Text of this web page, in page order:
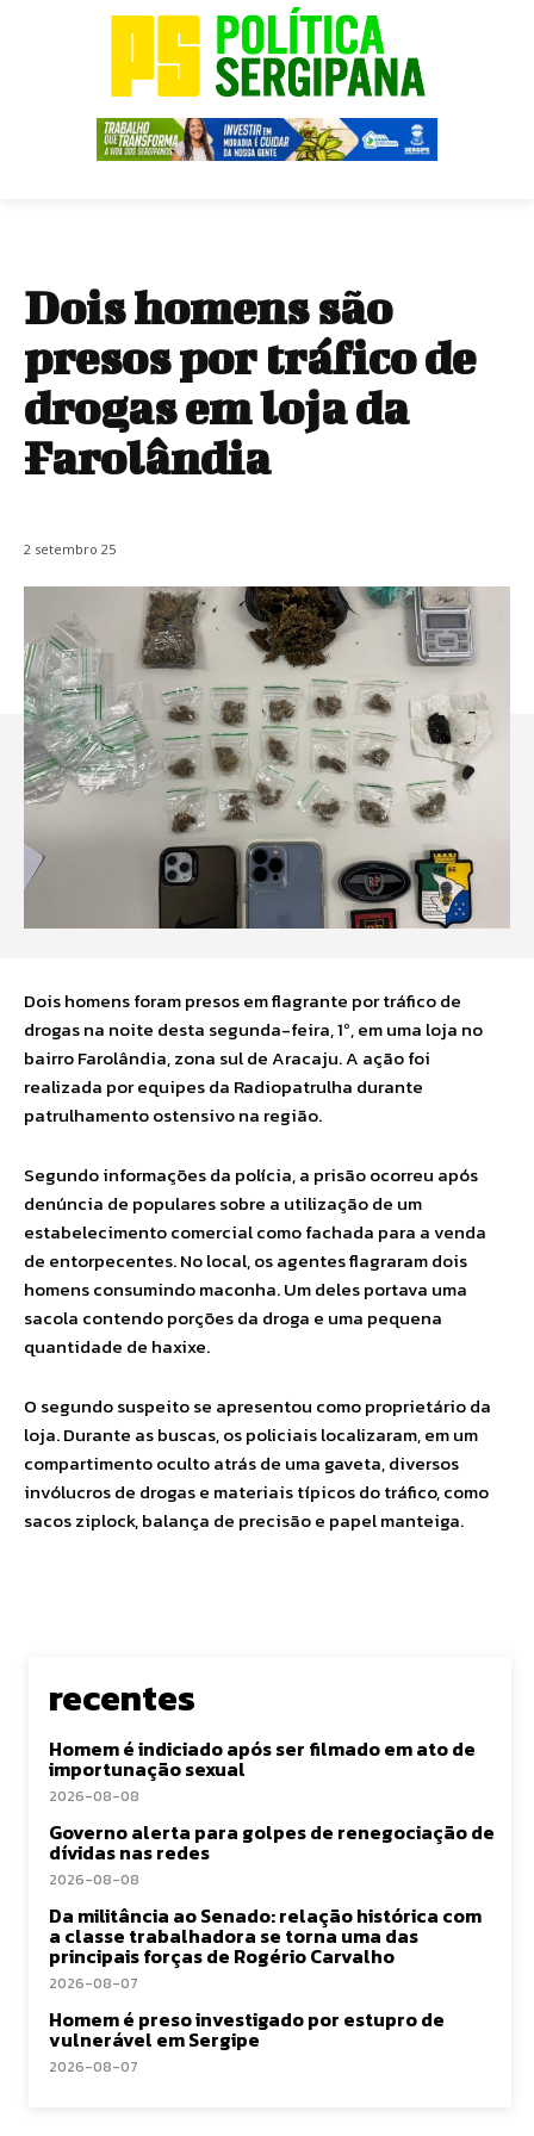
Dois homens são
presos por tráfico de
drogas em loja da
Farolândia
2 setembro 25
Dois homens foram presos em flagrante por tráfico de
drogas na noite desta segunda-feira, 1º, em uma loja no
bairro Farolândia, zona sul de Aracaju. A ação foi
realizada por equipes da Radiopatrulha durante
patrulhamento ostensivo na região.
Segundo informações da polícia, a prisão ocorreu após
denúncia de populares sobre a utilização de um
estabelecimento comercial como fachada para a venda
de entorpecentes. No local, os agentes flagraram dois
homens consumindo maconha. Um deles portava uma
sacola contendo porções da droga e uma pequena
quantidade de haxixe.
O segundo suspeito se apresentou como proprietário da
loja. Durante as buscas, os policiais localizaram, em um
compartimento oculto atrás de uma gaveta, diversos
invólucros de drogas e materiais típicos do tráfico, como
sacos ziplock, balança de precisão e papel manteiga.
recentes
Homem é indiciado após ser filmado em ato de
importunação sexual
2026-08-08
Governo alerta para golpes de renegociação de
dívidas nas redes
2026-08-08
Da militância ao Senado: relação histórica com
a classe trabalhadora se torna uma das
principais forças de Rogério Carvalho
2026-08-07
Homem é preso investigado por estupro de
vulnerável em Sergipe
2026-08-07